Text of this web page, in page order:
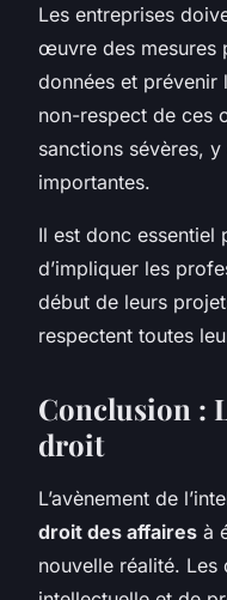
Les entreprises
œuvre des mesures
données et prévenir
non-respect de ces
sanctions sévères,
importantes.
Il est donc essentiel
d’impliquer les
début de leurs
respectent toutes
Conclusion :
droit
L’avènement de
droit des affaires à
nouvelle réalité.